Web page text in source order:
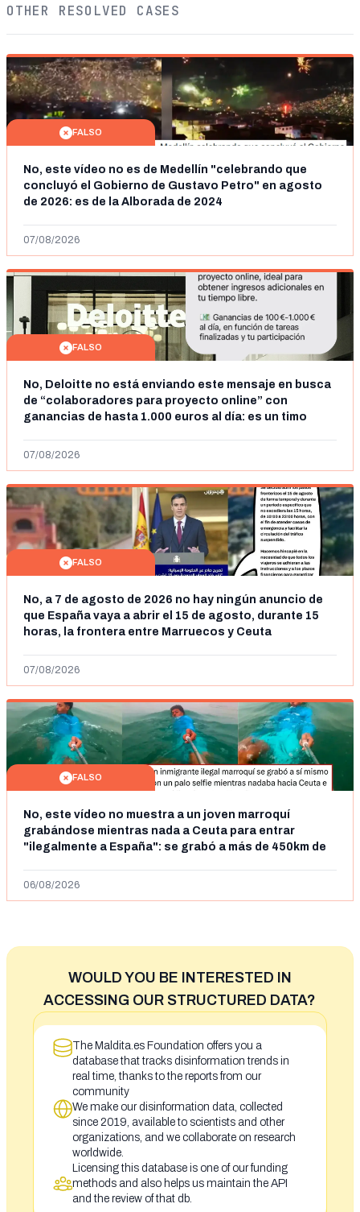
OTHER RESOLVED CASES
FALSO
No, este vídeo no es de Medellín "celebrando que
concluyó el Gobierno de Gustavo Petro" en agosto
de 2026: es de la Alborada de 2024
07/08/2026
FALSO
No, Deloitte no está enviando este mensaje en busca
de “colaboradores para proyecto online” con
ganancias de hasta 1.000 euros al día: es un timo
07/08/2026
FALSO
No, a 7 de agosto de 2026 no hay ningún anuncio de
que España vaya a abrir el 15 de agosto, durante 15
horas, la frontera entre Marruecos y Ceuta
07/08/2026
FALSO
No, este vídeo no muestra a un joven marroquí
grabándose mientras nada a Ceuta para entrar
"ilegalmente a España": se grabó a más de 450km de
06/08/2026
WOULD YOU BE INTERESTED IN
ACCESSING OUR STRUCTURED DATA?
The Maldita.es Foundation offers you a
database that tracks disinformation trends in
real time, thanks to the reports from our
community
We make our disinformation data, collected
since 2019, available to scientists and other
organizations, and we collaborate on research
worldwide.
Licensing this database is one of our funding
methods and also helps us maintain the API
and the review of that db.